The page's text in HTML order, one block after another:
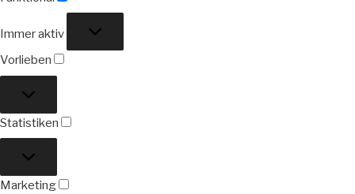
Immer aktiv
Vorlieben
Statistiken
Marketing